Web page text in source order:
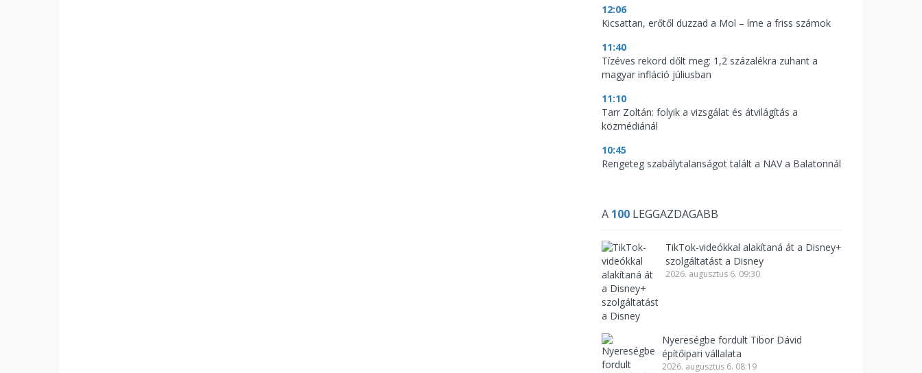
12:06
Kicsattan, erőtől duzzad a Mol – íme a friss számok
11:40
Tízéves rekord dőlt meg: 1,2 százalékra zuhant a
magyar infláció júliusban
11:10
Tarr Zoltán: folyik a vizsgálat és átvilágítás a
közmédiánál
10:45
Rengeteg szabálytalanságot talált a NAV a Balatonnál
A 100 LEGGAZDAGABB
TikTok-videókkal alakítaná át a Disney+
szolgáltatást a Disney
2026. augusztus 6. 09:30
Nyereségbe fordult Tibor Dávid
építőipari vállalata
2026. augusztus 6. 08:19